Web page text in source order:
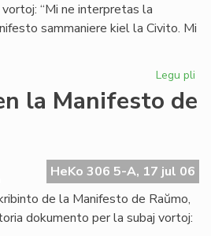
“Mi ne interpretas la
sammaniere kiel la Civito. Mi
Legu pli
la Manifesto de
HeKo 306 5-A, 17 jul 06
de la Manifesto de Raŭmo,
dokumento per la subaj vortoj: